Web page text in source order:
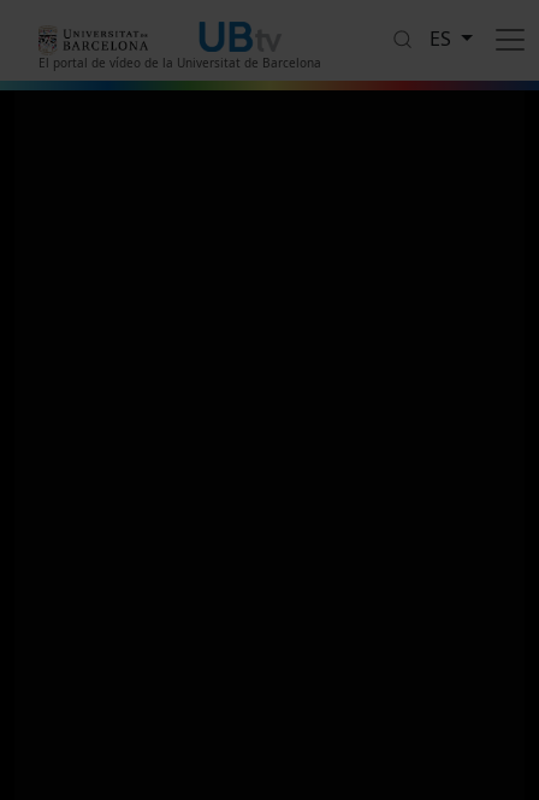
El portal de vídeo de la Universitat de Barcelona
ES